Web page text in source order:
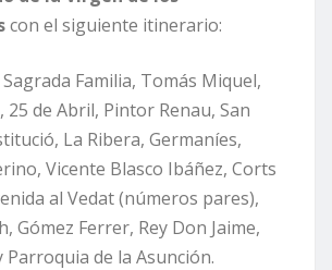
con el siguiente itinerario:
Familia, Tomás Miquel,
de Abril, Pintor Renau, San
La Ribera, Germaníes,
Vicente Blasco Ibáñez, Corts
al Vedat (números pares),
Gómez Ferrer, Rey Don Jaime,
Parroquia de la Asunción.